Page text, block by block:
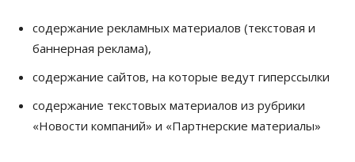
Общество
Новосибирцы будут получать квитанции за ЖКУ
по-новому
Бизнес
В Новосибирской области резко
сократился грузооборот в автоперевозках
содержание рекламных материалов (текстовая и
баннерная реклама),
содержание сайтов, на которые ведут гиперссылки
содержание текстовых материалов из рубрики
«Новости компаний» и «Партнерские материалы»